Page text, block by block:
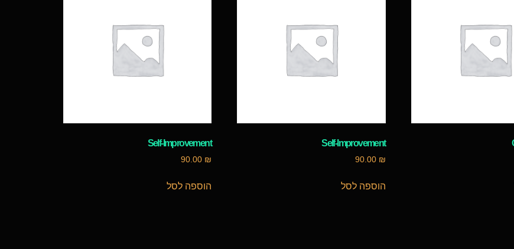
Self-Improvement
90.00 ₪
הוספה לסל
Self-Improvement
90.00 ₪
הוספה לסל